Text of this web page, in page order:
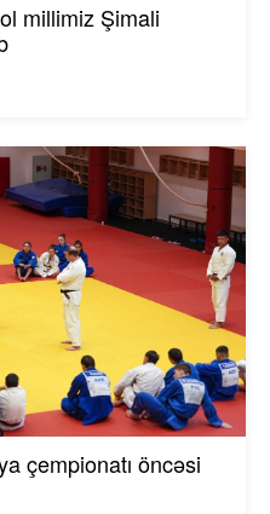
millimiz Şimali
çempionatı öncəsi